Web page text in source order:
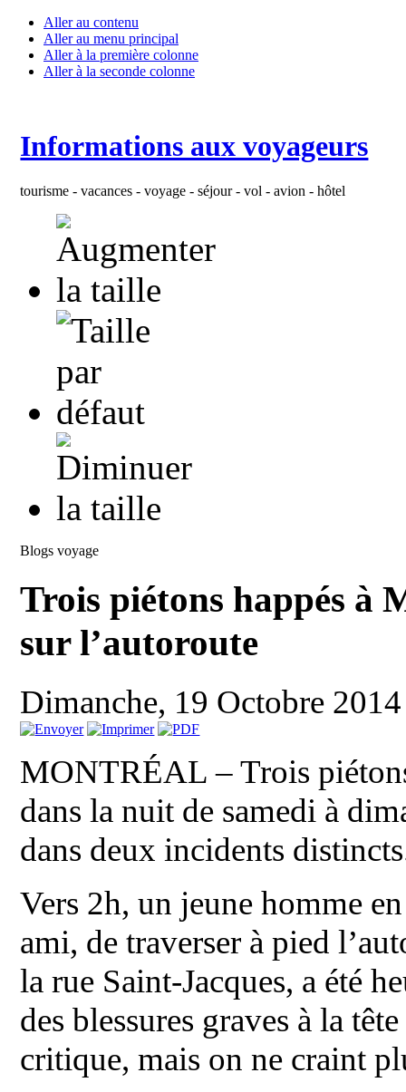
Aller au contenu
Aller au menu principal
Aller à la première colonne
Aller à la seconde colonne
Informations aux voyageurs
tourisme - vacances - voyage - séjour - vol - avion - hôtel
Blogs voyage
Trois piétons happés à
sur l’autoroute
Dimanche, 19 Octobre
MONTRÉAL – Trois
dans la nuit de samedi à
dans deux incidents
Vers 2h, un jeune homme
ami, de traverser à pied
la rue Saint-Jacques, a été
des blessures graves à la
critique, mais on ne craint